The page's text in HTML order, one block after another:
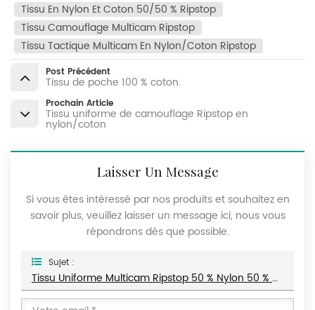
Tissu En Nylon Et Coton 50/50 % Ripstop
Tissu Camouflage Multicam Ripstop
Tissu Tactique Multicam En Nylon/coton Ripstop
Post Précédent
Tissu de poche 100 % coton.
Prochain Article
Tissu uniforme de camouflage Ripstop en
nylon/coton
Laisser Un Message
Si vous êtes intéressé par nos produits et souhaitez en
savoir plus, veuillez laisser un message ici, nous vous
répondrons dès que possible.
Sujet :
Tissu Uniforme Multicam Ripstop 50 % Nylon 50 % Coton